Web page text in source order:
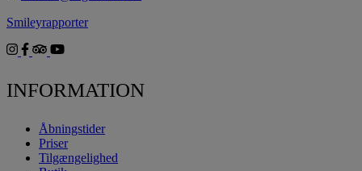
Smileyrapporter
INFORMATION
Åbningstider
Priser
Tilgængelighed